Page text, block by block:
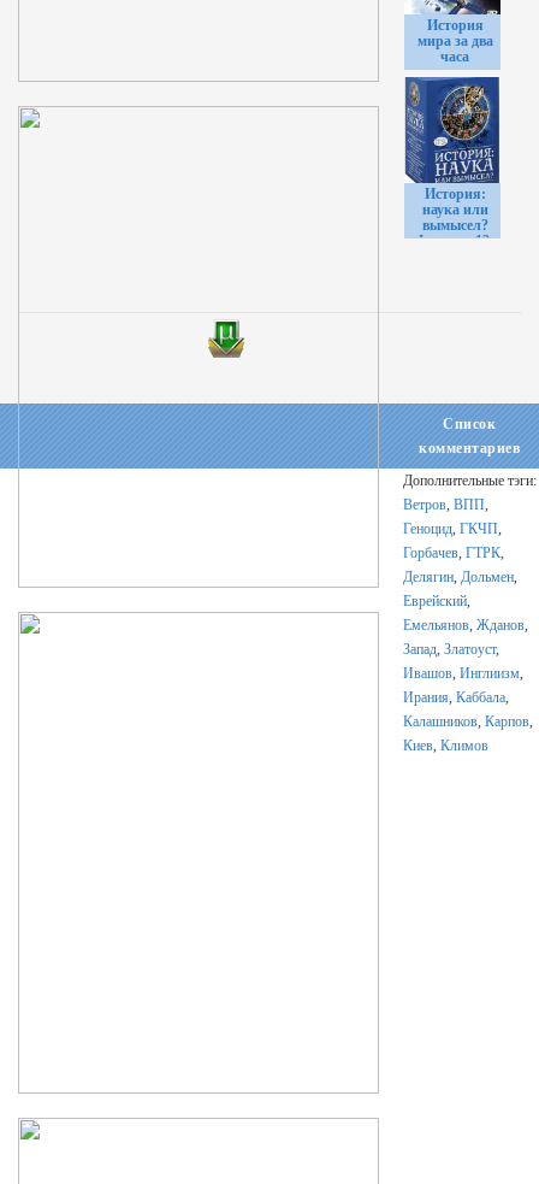
История
мира за два
часа
История:
наука или
вымысел?
Фильмы 13-
Список
комментариев
Дополнительные тэги:
Ветров, ВПП,
Геноцид, ГКЧП,
Горбачев, ГТРК,
Делягин, Дольмен,
Еврейский,
Емельянов, Жданов,
Запад, Златоуст,
Ивашов, Инглиизм,
Ирания, Каббала,
Калашников​, Карпов,
Киев, Климов